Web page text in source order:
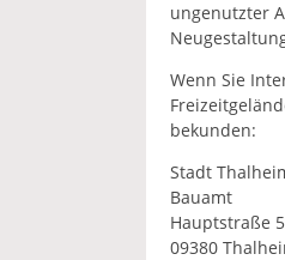
ungenutzter
Wenn Sie
bekunden:
Stadt
Bauamt
Hauptstraße 5
09380